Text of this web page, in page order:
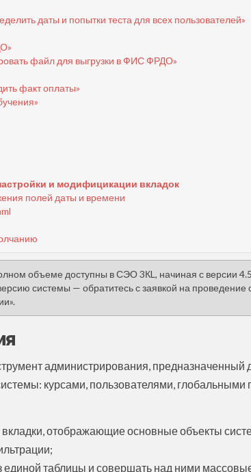
даты и попытки теста для всех пользователей»
файл для выгрузки в ФИС ФРДО»
факт оплаты»
и модифицикации вкладок
полей даты и времени
объеме доступны в СЭО 3КL, начиная с версии
системы — обратитесь с заявкой на проведение
администрирования,
курсами, пользователями, глобальными
вкладки, отображающие основные объекты
единой таблицы и совершать над ними